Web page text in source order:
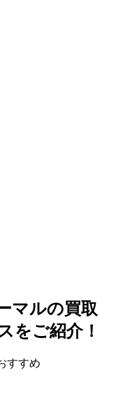
マルの買取
をご紹介！